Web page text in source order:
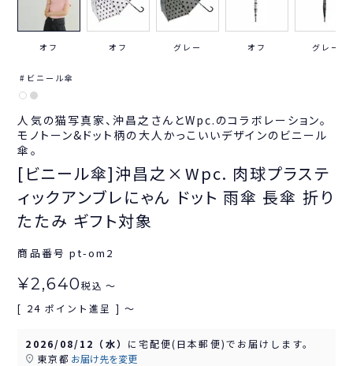
オフ オフ グレー オフ グレー
ビニール傘
人気の猫写真家、沖昌之さんとWpc.のコラボレーション。
モノトーン&ドット柄の大人かっこいいデザインのビニール
傘。
[ビニール傘]沖昌之×Wpc. 肉球プラステ
ィックアンブレにゃん ドット 雨傘 長傘 折り
たたみ ギフト対象
商品番号 pt-om2
¥2,640税込 〜
[ 24 ポイント進呈 ] 〜
2026/08/12（水） に 宅配便(日本郵便)でお届けします。
東京都 お届け先を変更